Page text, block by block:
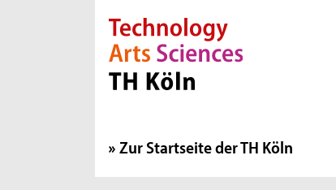
Direkt zur Hauptnavigation
Direkt zur Subnavigation
Direkt zum Inhalt
Direkt zum Fußbereich
Zur Startseite der TH Köln